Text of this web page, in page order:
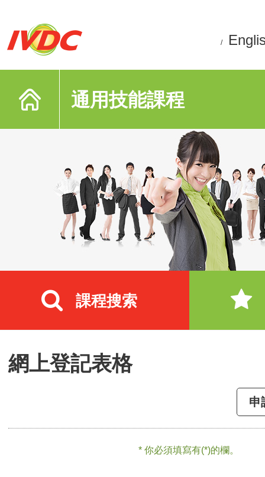
/
通用技能課程
課程搜索
網上登記表格
申
* 你必須填寫有(*)的欄。